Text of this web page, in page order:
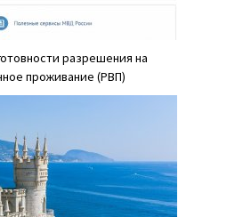
разрешения на
проживание (РВП)